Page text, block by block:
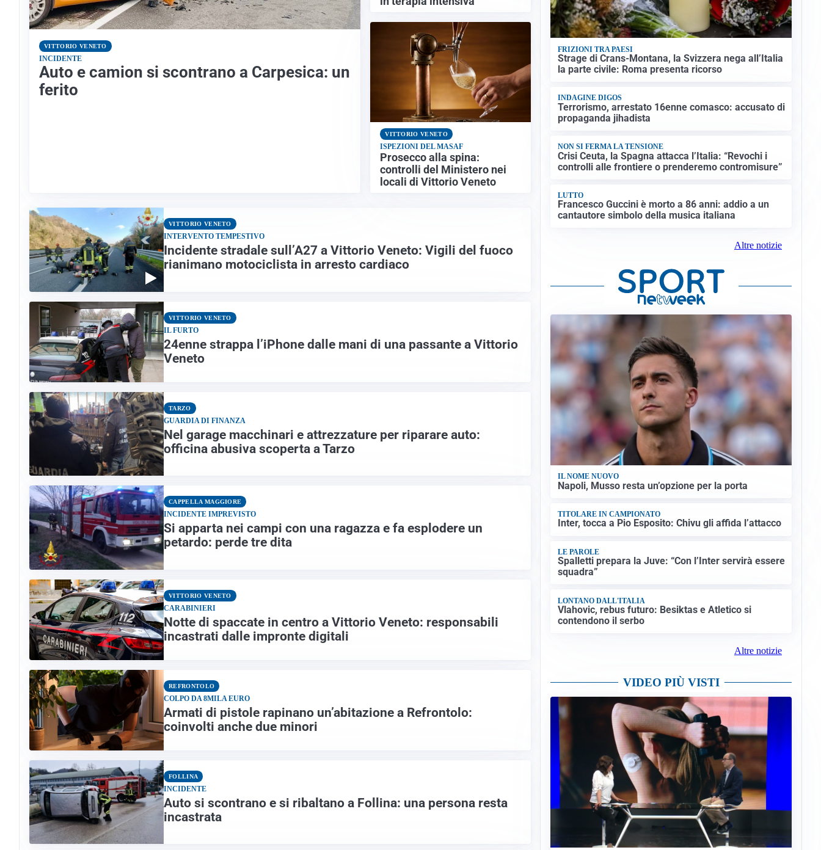
VITTORIO VENETO
INCIDENTE
Auto e camion si scontrano a Carpesica: un
ferito
VITTORIO VENETO
ISPEZIONI DEL MASAF
Prosecco alla spina:
controlli del Ministero nei
locali di Vittorio Veneto
VITTORIO VENETO
INTERVENTO TEMPESTIVO
Incidente stradale sull’A27 a Vittorio Veneto: Vigili del fuoco
rianimano motociclista in arresto cardiaco
VITTORIO VENETO
IL FURTO
24enne strappa l’iPhone dalle mani di una passante a Vittorio
Veneto
TARZO
GUARDIA DI FINANZA
Nel garage macchinari e attrezzature per riparare auto:
officina abusiva scoperta a Tarzo
CAPPELLA MAGGIORE
INCIDENTE IMPREVISTO
Si apparta nei campi con una ragazza e fa esplodere un
petardo: perde tre dita
VITTORIO VENETO
CARABINIERI
Notte di spaccate in centro a Vittorio Veneto: responsabili
incastrati dalle impronte digitali
REFRONTOLO
COLPO DA 8MILA EURO
Armati di pistole rapinano un’abitazione a Refrontolo:
coinvolti anche due minori
FOLLINA
INCIDENTE
Auto si scontrano e si ribaltano a Follina: una persona resta
incastrata
FRIZIONI TRA PAESI
Strage di Crans-Montana, la Svizzera nega all’Italia
la parte civile: Roma presenta ricorso
INDAGINE DIGOS
Terrorismo, arrestato 16enne comasco: accusato di
propaganda jihadista
NON SI FERMA LA TENSIONE
Crisi Ceuta, la Spagna attacca l’Italia: “Revochi i
controlli alle frontiere o prenderemo contromisure”
LUTTO
Francesco Guccini è morto a 86 anni: addio a un
cantautore simbolo della musica italiana
Altre notizie
IL NOME NUOVO
Napoli, Musso resta un’opzione per la porta
TITOLARE IN CAMPIONATO
Inter, tocca a Pio Esposito: Chivu gli affida l’attacco
LE PAROLE
Spalletti prepara la Juve: “Con l’Inter servirà essere
squadra”
LONTANO DALL'ITALIA
Vlahovic, rebus futuro: Besiktas e Atletico si
contendono il serbo
Altre notizie
VIDEO PIÙ VISTI